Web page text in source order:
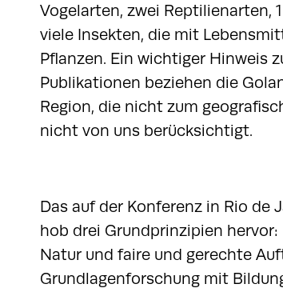
Vogelarten, zwei Reptilienarten,
viele Insekten, die mit
Pflanzen. Ein wichtiger Hinweis
Publikationen beziehen die
Region, die nicht zum
nicht von uns berücksichtigt.
Das auf der Konferenz in Rio
hob drei Grundprinzipien
Natur und faire und gerechte
Grundlagenforschung mit